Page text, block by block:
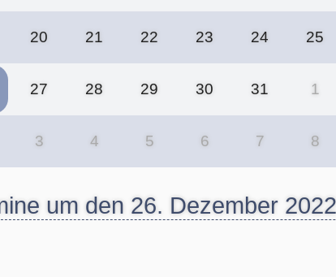
20 21 22 23 24 25
27 28 29 30 31 1
3 4 5 6 7 8
um den 26. Dezember 2022